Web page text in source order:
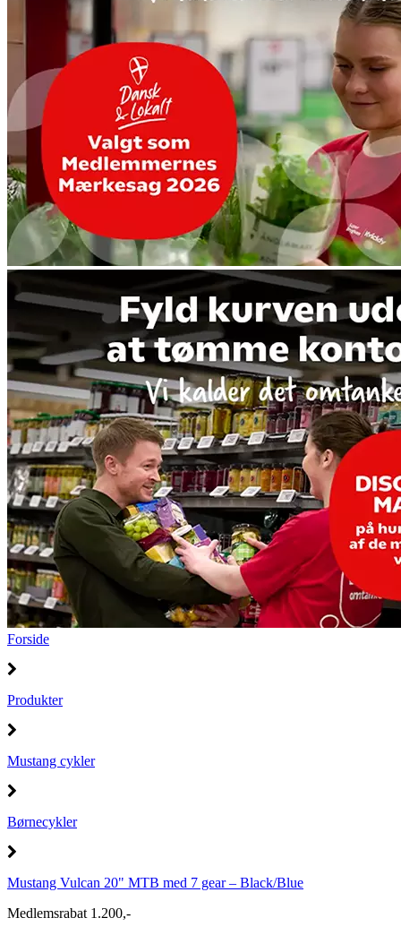
Forside
Produkter
Mustang cykler
Børnecykler
Mustang Vulcan 20" MTB med 7 gear – Black/Blue
Medlemsrabat 1.200,-